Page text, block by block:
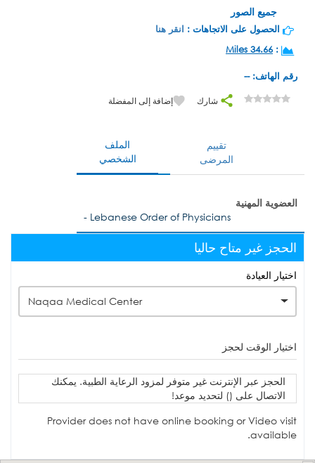
جميع الصور
الحصول على الاتجاهات : انقر هنا
:
34.66 Miles
رقم الهاتف: --
شارك إضافة إلى المفضلة
الملف
الشخصي
تقييم
المرضى
العضوية المهنية
- Lebanese Order of Physicians
الحجز غير متاح حاليا
اختيار العيادة
Naqaa Medical Center
اختيار الوقت لحجز
الحجز عبر الإنترنت غير متوفر لمزود الرعاية الطبية. يمكنك
الاتصال على () لتحديد موعد!
Provider does not have online booking or Video visit
available.